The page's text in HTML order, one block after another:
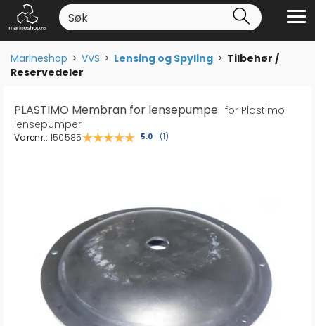
Marineshop>VVS>Lensing og Spyling>Tilbehør /
Reservedeler
PLASTIMO Membran for lensepumpe for Plastimo
lensepumper
Varenr.: 150585 Gjennomsnittskarakter:
5.0 (stemmer:
1)